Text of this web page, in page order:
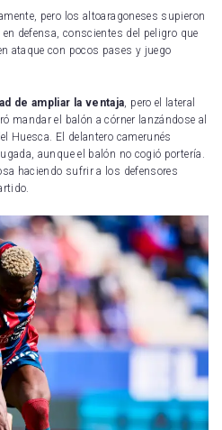
pero los altoaragoneses supieron
defensa, conscientes del peligro que
ataque con pocos pases y juego
de ampliar la ventaja, pero el lateral
mandar el balón a córner lanzándose al
Huesca. El delantero camerunés
aunque el balón no cogió portería.
haciendo sufrir a los defensores